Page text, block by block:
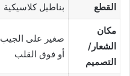
القطع
بناطيل كلاسيكية
مكان
الشعار/
التصميم
صغير على الجيب
أو فوق القلب